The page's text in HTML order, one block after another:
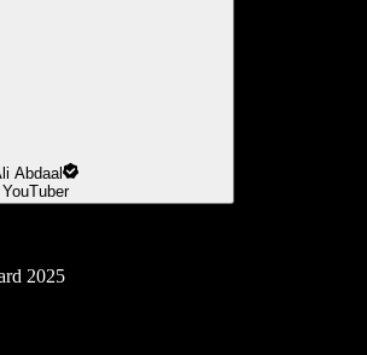
Abdaal
YouTuber
2025